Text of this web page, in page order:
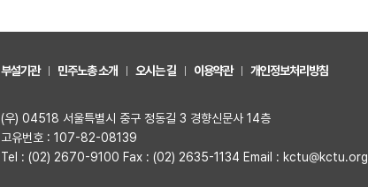
부설기관 민주노총 소개 오시는 길 이용약관 개인정보처리방침
(우) 04518 서울특별시 중구 정동길 3 경향신문사 14층
고유번호 : 107-82-08139
Tel : (02) 2670-9100 Fax : (02) 2635-1134 Email : kctu@kctu.org